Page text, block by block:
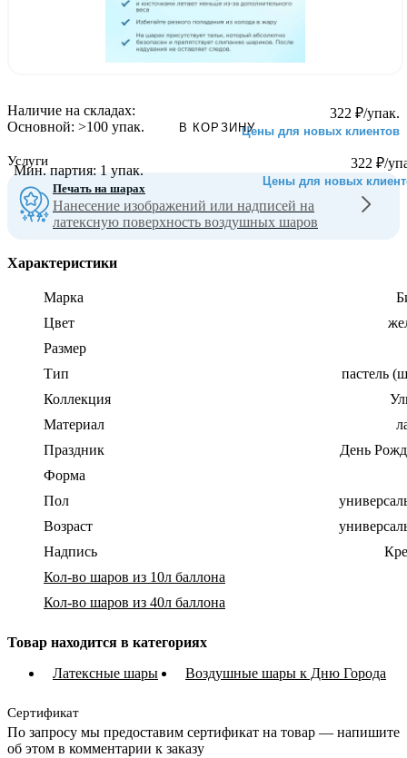
322 ₽/упак.
Цены для новых клиентов
В КОРЗИНУ
Мин. партия: 1 упак. 322 ₽/
Цены для новых
Наличие на складах:
Основной: >100 упак.
Услуги
Печать на шарах
Нанесение изображений или надписей на
латексную поверхность воздушных шаров
Характеристики
Марка
Цвет
Размер
Тип
пастель
Коллекция
Материал
Праздник
День
Форма
Пол
Возраст
Надпись
Кол-во шаров из 10л баллона
Кол-во шаров из 40л баллона
Товар находится в категориях
Латексные шары
Воздушные шары к Дню Города
Сертификат
По запросу мы предоставим сертификат на товар — напишите
об этом в комментарии к заказу